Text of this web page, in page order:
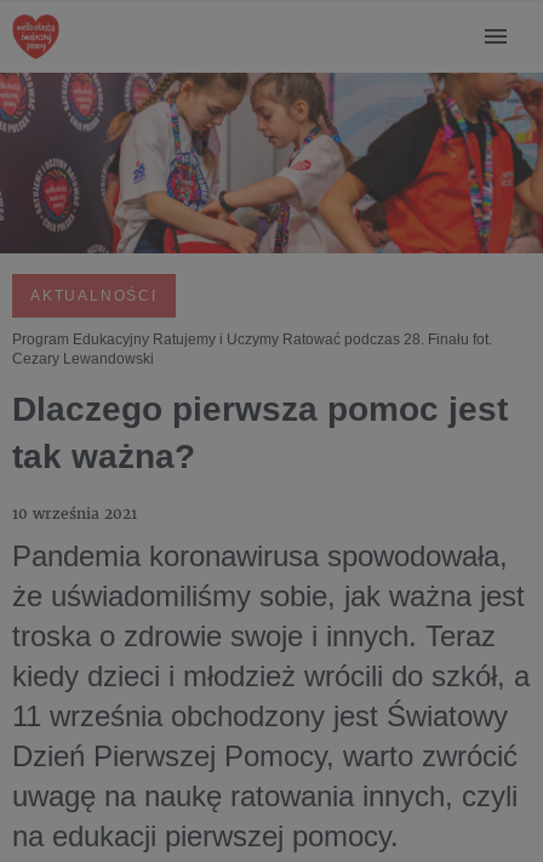
AKTUALNOŚCI
Program Edukacyjny Ratujemy i Uczymy Ratować podczas 28. Finału fot.
Cezary Lewandowski
Dlaczego pierwsza pomoc jest
tak ważna?
10 września 2021
Pandemia koronawirusa spowodowała,
że uświadomiliśmy sobie, jak ważna jest
troska o zdrowie swoje i innych. Teraz
kiedy dzieci i młodzież wrócili do szkół, a
11 września obchodzony jest Światowy
Dzień Pierwszej Pomocy, warto zwrócić
uwagę na naukę ratowania innych, czyli
na edukacji pierwszej pomocy.